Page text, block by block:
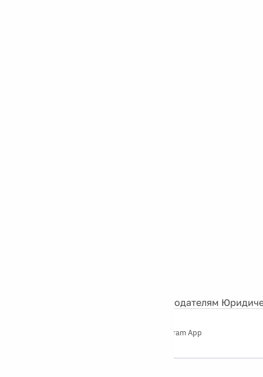
Рекламодателям
Telegram App